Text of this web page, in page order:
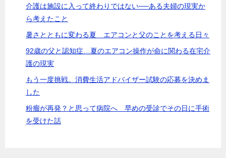
介護は施設に入って終わりではない──ある夫婦の現実か
ら考えたこと
暑さとともに変わる夏 エアコンと父のことを考える日々
92歳の父と認知症…夏のエアコン操作が命に関わる在宅介
護の現実
もう一度挑戦。消費生活アドバイザー試験の応募を決めま
した
粉瘤が再発？と思って病院へ 早めの受診でその日に手術
を受けた話